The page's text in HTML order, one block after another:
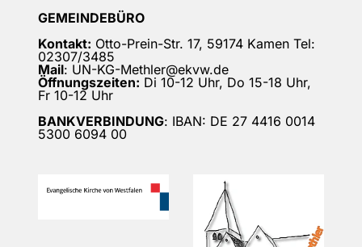
GEMEINDEBÜRO
Kontakt: Otto-Prein-Str. 17, 59174 Kamen Tel:
02307/3485
Mail: UN-KG-Methler@ekvw.de
Öffnungszeiten: Di 10-12 Uhr, Do 15-18 Uhr,
Fr 10-12 Uhr
BANKVERBINDUNG: IBAN: DE 27 4416 0014
5300 6094 00